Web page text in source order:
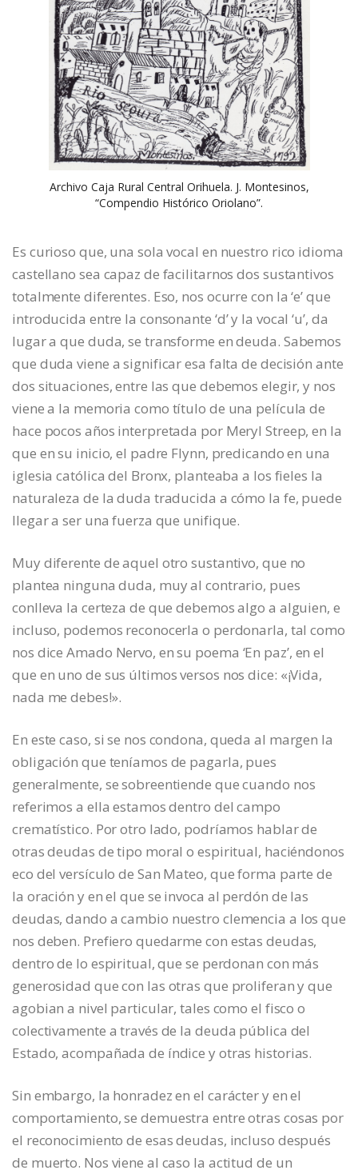
Archivo Caja Rural Central Orihuela. J. Montesinos,
“Compendio Histórico Oriolano”.
Es curioso que, una sola vocal en nuestro rico idioma
castellano sea capaz de facilitarnos dos sustantivos
totalmente diferentes. Eso, nos ocurre con la ‘e’ que
introducida entre la consonante ‘d’ y la vocal ‘u’, da
lugar a que duda, se transforme en deuda. Sabemos
que duda viene a significar esa falta de decisión ante
dos situaciones, entre las que debemos elegir, y nos
viene a la memoria como título de una película de
hace pocos años interpretada por Meryl Streep, en la
que en su inicio, el padre Flynn, predicando en una
iglesia católica del Bronx, planteaba a los fieles la
naturaleza de la duda traducida a cómo la fe, puede
llegar a ser una fuerza que unifique.
Muy diferente de aquel otro sustantivo, que no
plantea ninguna duda, muy al contrario, pues
conlleva la certeza de que debemos algo a alguien, e
incluso, podemos reconocerla o perdonarla, tal como
nos dice Amado Nervo, en su poema ‘En paz’, en el
que en uno de sus últimos versos nos dice: «¡Vida,
nada me debes!».
En este caso, si se nos condona, queda al margen la
obligación que teníamos de pagarla, pues
generalmente, se sobreentiende que cuando nos
referimos a ella estamos dentro del campo
crematístico. Por otro lado, podríamos hablar de
otras deudas de tipo moral o espiritual, haciéndonos
eco del versículo de San Mateo, que forma parte de
la oración y en el que se invoca al perdón de las
deudas, dando a cambio nuestro clemencia a los que
nos deben. Prefiero quedarme con estas deudas,
dentro de lo espiritual, que se perdonan con más
generosidad que con las otras que proliferan y que
agobian a nivel particular, tales como el fisco o
colectivamente a través de la deuda pública del
Estado, acompañada de índice y otras historias.
Sin embargo, la honradez en el carácter y en el
comportamiento, se demuestra entre otras cosas por
el reconocimiento de esas deudas, incluso después
de muerto. Nos viene al caso la actitud de un